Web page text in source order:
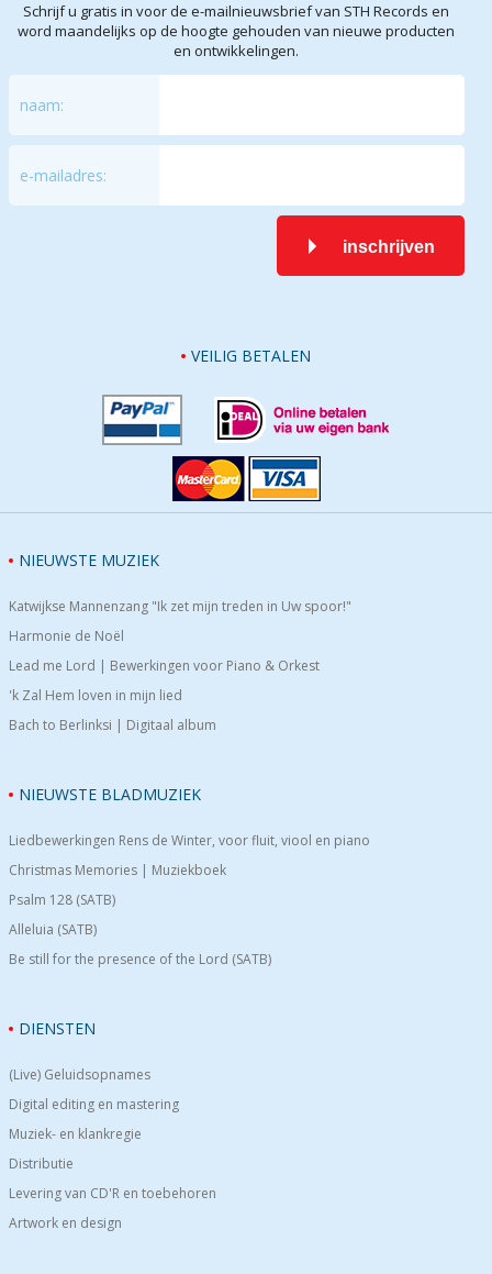
Schrijf u gratis in voor de e-mailnieuwsbrief van STH Records en
word maandelijks op de hoogte gehouden van nieuwe producten
en ontwikkelingen.
naam:
e-mailadres:
inschrijven
VEILIG BETALEN
NIEUWSTE MUZIEK
Katwijkse Mannenzang "Ik zet mijn treden in Uw spoor!"
Harmonie de Noël
Lead me Lord | Bewerkingen voor Piano & Orkest
'k Zal Hem loven in mijn lied
Bach to Berlinksi | Digitaal album
NIEUWSTE BLADMUZIEK
Liedbewerkingen Rens de Winter, voor fluit, viool en piano
Christmas Memories | Muziekboek
Psalm 128 (SATB)
Alleluia (SATB)
Be still for the presence of the Lord (SATB)
DIENSTEN
(Live) Geluidsopnames
Digital editing en mastering
Muziek- en klankregie
Distributie
Levering van CD'R en toebehoren
Artwork en design